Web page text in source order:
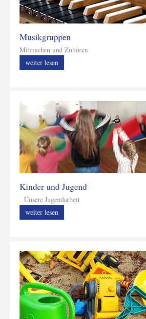
Musikgruppen
Mitmachen und Zuhören
weiter lesen
Kinder und Jugend
Unsere Jugendarbeit
weiter lesen